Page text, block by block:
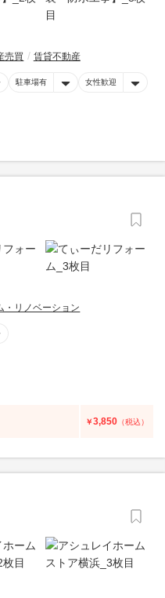
売買 賃貸不動産
駐車場有 女性歓迎
・リノベーション
￥3,850 （税込）